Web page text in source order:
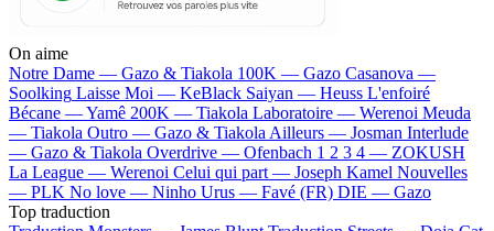
On aime
Notre Dame — Gazo & Tiakola 100K — Gazo Casanova —
Soolking Laisse Moi — KeBlack Saiyan — Heuss L'enfoiré
Bécane —Yamê 200K — Tiakola Laboratoire — Werenoi Meuda
— Tiakola Outro — Gazo & Tiakola Ailleurs — Josman Interlude
— Gazo & Tiakola Overdrive — Ofenbach 1 2 3 4 — ZOKUSH
La League — Werenoi Celui qui part — Joseph Kamel Nouvelles
— PLK No love — Ninho Urus — Favé (FR) DIE — Gazo
Top traduction